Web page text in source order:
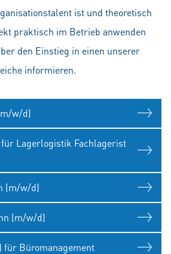
ist und theoretisch
praktisch im Betrieb anwenden
den Einstieg in einen unserer
informieren.
w/d)
Lagerlogistik Fachlagerist
(m/w/d)
(m/w/d)
für Büromanagement